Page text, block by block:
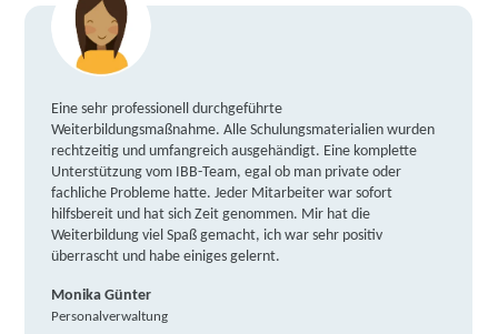
Eine sehr professionell durchgeführte
Weiterbildungsmaßnahme. Alle Schulungsmaterialien wurden
rechtzeitig und umfangreich ausgehändigt. Eine komplette
Unterstützung vom IBB-Team, egal ob man private oder
fachliche Probleme hatte. Jeder Mitarbeiter war sofort
hilfsbereit und hat sich Zeit genommen. Mir hat die
Weiterbildung viel Spaß gemacht, ich war sehr positiv
überrascht und habe einiges gelernt.
Monika Günter
Personalverwaltung